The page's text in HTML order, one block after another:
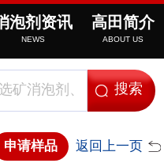
泡剂资讯
NEWS
高田简介
ABOUT US
申请样品 返回上一页